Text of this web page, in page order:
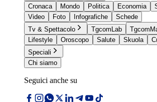
Cronaca
Mondo Politica Economia
Video
Foto Infografiche
Schede
Tv & Spettacolo
TgcomLab
Lifestyle
Oroscopo Salute Skuola
Speciali
Chi siamo
Seguici anche su